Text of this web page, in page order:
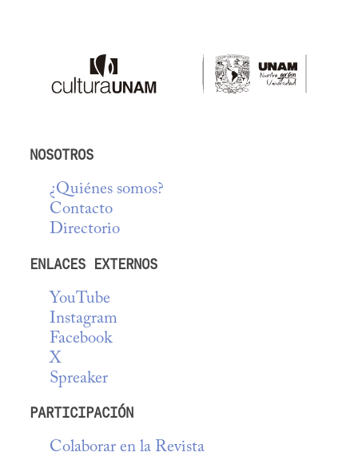
NOSOTROS
¿Quiénes somos?
Contacto
Directorio
ENLACES EXTERNOS
YouTube
Instagram
Facebook
X
Spreaker
PARTICIPACIÓN
Colaborar en la Revista